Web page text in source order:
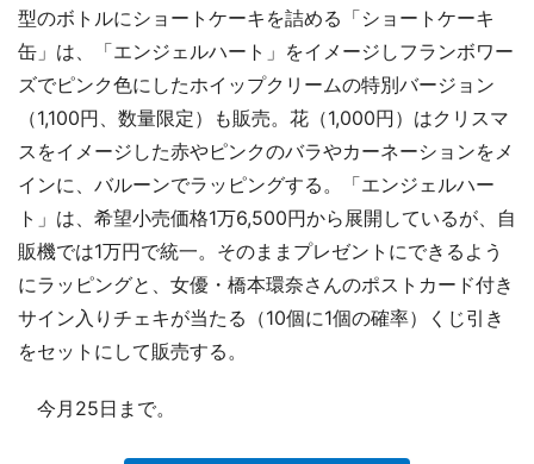
型のボトルにショートケーキを詰める「ショートケーキ
缶」は、「エンジェルハート」をイメージしフランボワー
ズでピンク色にしたホイップクリームの特別バージョン
（1,100円、数量限定）も販売。花（1,000円）はクリスマ
スをイメージした赤やピンクのバラやカーネーションをメ
インに、バルーンでラッピングする。「エンジェルハー
ト」は、希望小売価格1万6,500円から展開しているが、自
販機では1万円で統一。そのままプレゼントにできるよう
にラッピングと、女優・橋本環奈さんのポストカード付き
サイン入りチェキが当たる（10個に1個の確率）くじ引き
をセットにして販売する。
今月25日まで。